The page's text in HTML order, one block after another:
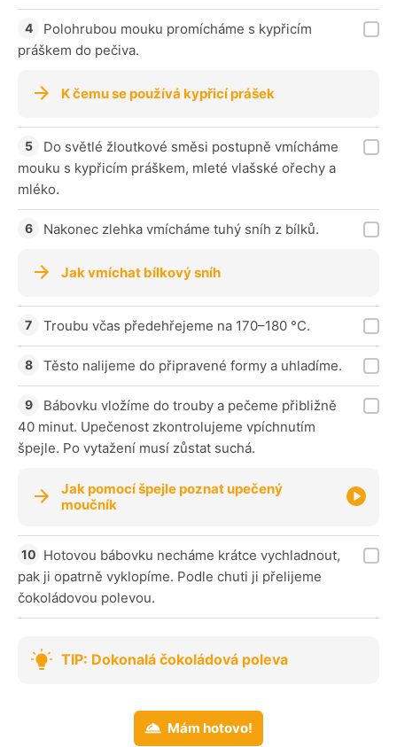
Polohrubou mouku promícháme s kypřicím
práškem do pečiva.
K čemu se používá kypřicí prášek
Do světlé žloutkové směsi postupně vmícháme
mouku s kypřicím práškem, mleté vlašské ořechy a
mléko.
Nakonec zlehka vmícháme tuhý sníh z bílků.
Jak vmíchat bílkový sníh
Troubu včas předehřejeme na 170–180 °C.
Těsto nalijeme do připravené formy a uhladíme.
Bábovku vložíme do trouby a pečeme přibližně
40 minut. Upečenost zkontrolujeme vpíchnutím
špejle. Po vytažení musí zůstat suchá.
Jak pomocí špejle poznat upečený
moučník
Hotovou bábovku necháme krátce vychladnout,
pak ji opatrně vyklopíme. Podle chuti ji přelijeme
čokoládovou polevou.
TIP: Dokonalá čokoládová poleva
Mám hotovo!